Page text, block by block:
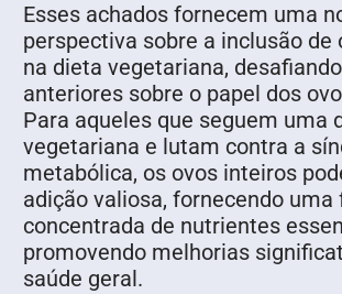
Esses achados fornecem uma
perspectiva sobre a inclusão de
na dieta vegetariana,
anteriores sobre o papel dos
Para aqueles que seguem uma
vegetariana e lutam contra a
metabólica, os ovos inteiros
adição valiosa, fornecendo uma
concentrada de nutrientes
promovendo melhorias
saúde geral.